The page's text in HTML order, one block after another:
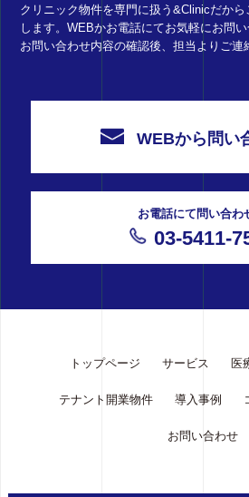
クリニック物件を専門に扱う&Clinicだか
します。WEBかお電話にてお気軽にお問い
お問い合わせ内容の確認後、担当よりご連
WEBから問い
お電話にて問い合わ
03-5411-
トップページ サービス 医
テナント開業物件 導入事例
お問い合わせ